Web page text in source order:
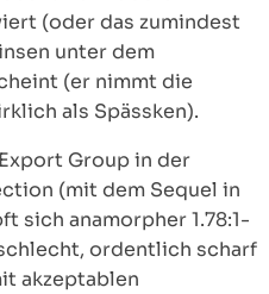
(oder das zumindest
unter dem
(er nimmt die
als Spässken).
Group in der
(mit dem Sequel in
sich anamorpher 1.78:1-
ordentlich scharf
akzeptablen